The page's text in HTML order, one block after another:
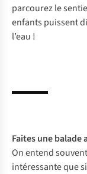
parcourez le
enfants puissent
l’eau !
Faites unebalade
On entend
intéressante que